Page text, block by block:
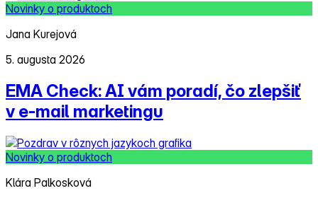
Novinky o produktoch
Jana Kurejová
5. augusta 2026
EMA Check: AI vám poradí, čo zlepšiť
v e‑mail marketingu
Novinky o produktoch
Klára Palkosková